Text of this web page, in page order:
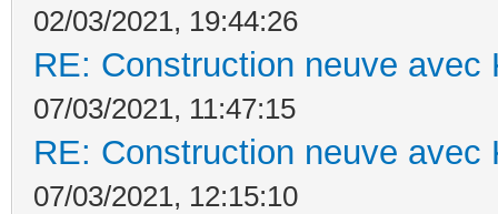
02/03/2021, 19:44:26
RE: Construction neuve avec
07/03/2021, 11:47:15
RE: Construction neuve avec
07/03/2021, 12:15:10